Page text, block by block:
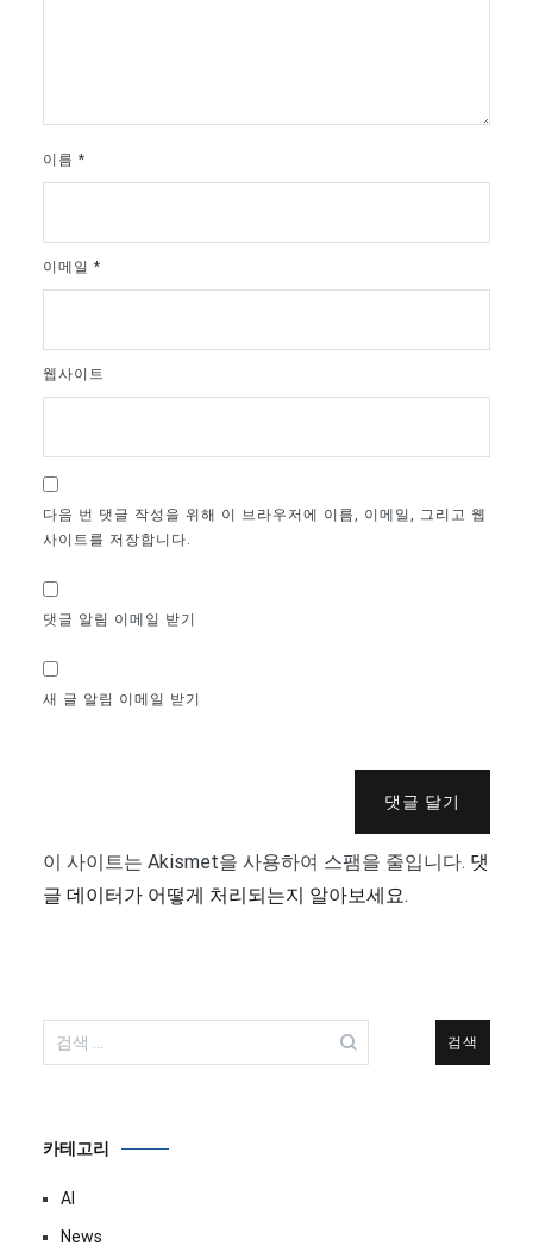
이름 *
이메일 *
웹사이트
다음 번 댓글 작성을 위해 이 브라우저에 이름, 이메일, 그리고 웹
사이트를 저장합니다.
댓글 알림 이메일 받기
새 글 알림 이메일 받기
댓글 달기
이 사이트는 Akismet을 사용하여 스팸을 줄입니다. 댓
글 데이터가 어떻게 처리되는지 알아보세요.
색:
카테고리
AI
News